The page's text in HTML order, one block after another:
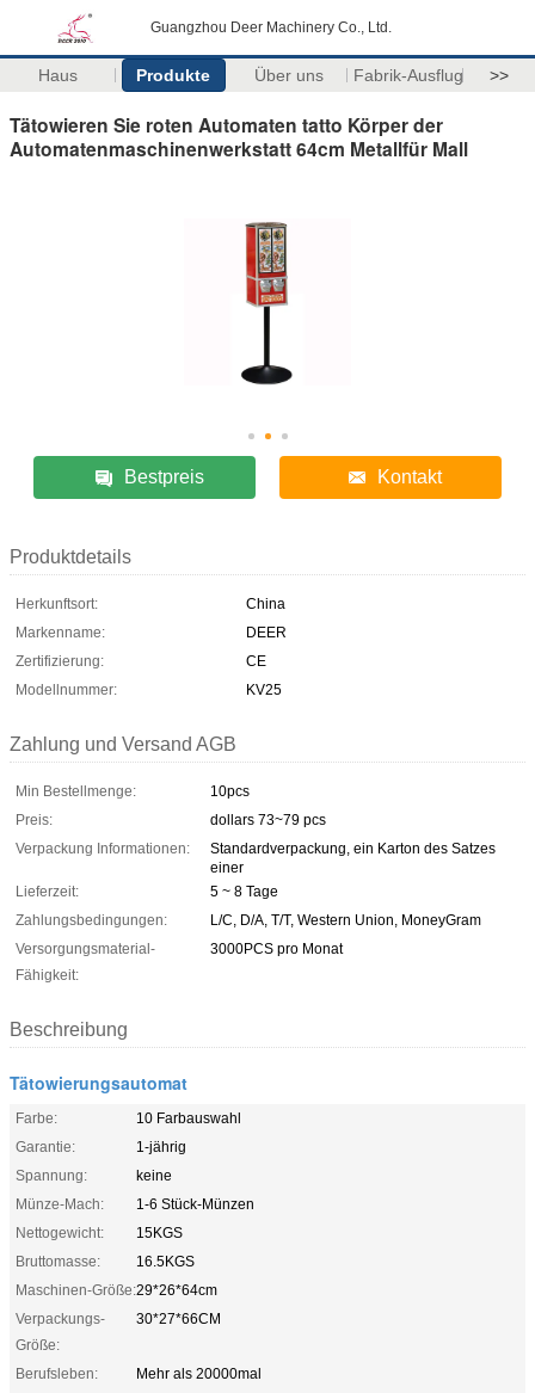
Guangzhou Deer Machinery Co., Ltd.
Haus Produkte Über uns Fabrik-Ausflug >>
Tätowieren Sie roten Automaten tatto Körper der
Automatenmaschinenwerkstatt 64cm Metallfür Mall
Bestpreis Kontakt
Produktdetails
Herkunftsort:
China
Markenname:
DEER
Zertifizierung:
CE
Modellnummer:
KV25
Zahlung und Versand AGB
Min Bestellmenge:
10pcs
Preis:
dollars 73~79 pcs
Verpackung Informationen:
Standardverpackung, ein Karton des Satzes
einer
Lieferzeit:
5 ~ 8 Tage
Zahlungsbedingungen:
L/C, D/A, T/T, Western Union, MoneyGram
Versorgungsmaterial-
Fähigkeit:
3000PCS pro Monat
Beschreibung
Tätowierungsautomat
Farbe:
10 Farbauswahl
Garantie:
1-jährig
Spannung:
keine
Münze-Mach:
1-6 Stück-Münzen
Nettogewicht:
15KGS
Bruttomasse:
16.5KGS
Maschinen-Größe:29*26*64cm
Verpackungs-
Größe:
30*27*66CM
Berufsleben:
Mehr als 20000mal